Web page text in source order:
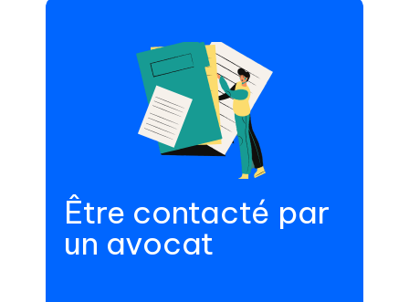
Être contacté par
un avocat